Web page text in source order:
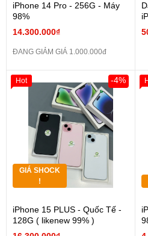
iPhone 14 Pro - 256G - Máy
98%
14.300.000₫
ĐANG GIẢM GIÁ 1.000.000đ
GIÁ SHOCK
!
iPhone 15 PLUS - Quốc Tế -
128G ( likenew 99% )
-4%
Hot